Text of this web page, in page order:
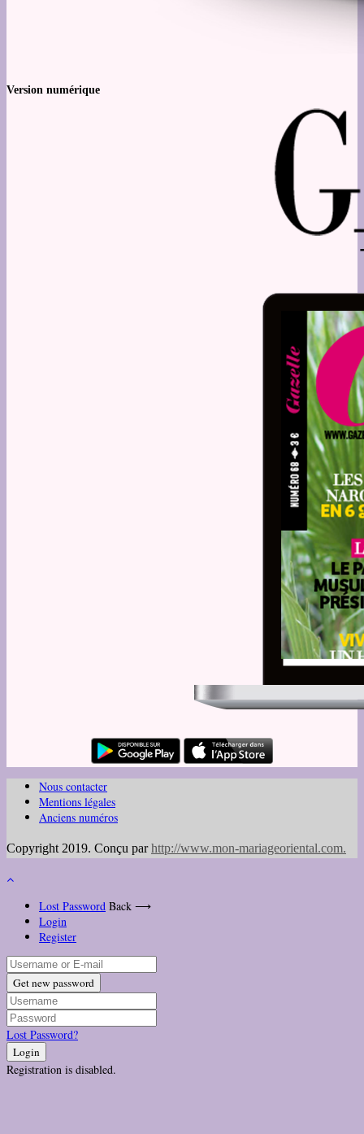
Version numérique
Nous contacter
Mentions légales
Anciens numéros
Copyright 2019. Conçu parhttp://www.mon-mariageoriental.com.
Lost Password Back ⟶
Login
Register
Get new password
Lost Password?
Login
Registration is disabled.